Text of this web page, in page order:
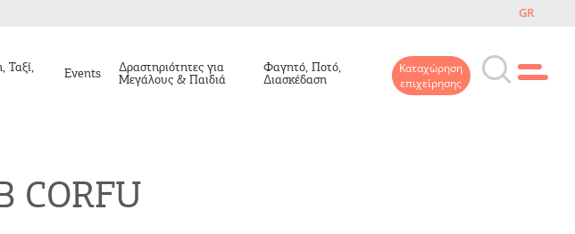
GR
Ταξί, Events Δραστηριότητες για
Μεγάλους & Παιδιά
Φαγητό, Ποτό,
Διασκέδαση
Καταχώρηση
επιχείρησης
CORFU